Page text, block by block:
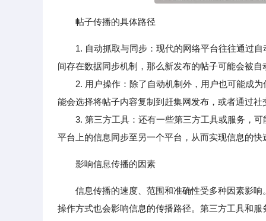
帖子传播的具体路径
1. 自动抓取与同步：现代的网络平台往往通过
间存在数据同步机制，那么新发布的帖子可能会被
2. 用户操作：除了自动机制外，用户也可能成为
能会选择将帖子内容复制到赶集网发布，或者通过
3. 第三方工具：还有一些第三方工具或服务，可
平台上的信息同步至另一个平台，从而实现信息的快
影响信息传播的因素
信息传播的速度、范围和准确性受多种因素影
操作方式也会影响信息的传播路径。第三方工具和